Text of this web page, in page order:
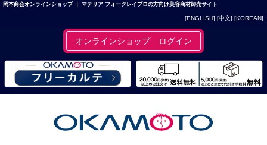
岡本商会オンラインショップ ｜ マテリア フォーグレイプロの方向け美容商材卸売サイト
[ENGLISH] [中文] [KOREAN]
オンラインショップ ログイン